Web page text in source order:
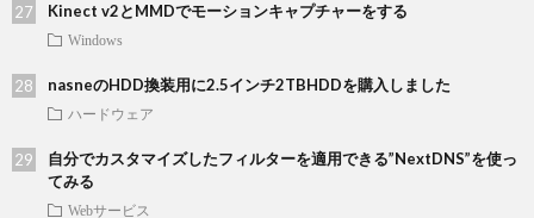
Kinect v2とMMDでモーションキャプチャーをする
Windows
nasneのHDD換装用に2.5インチ2TBHDDを購入しました
ハードウェア
自分でカスタマイズしたフィルターを適用できる”NextDNS”を使っ
てみる
Webサービス